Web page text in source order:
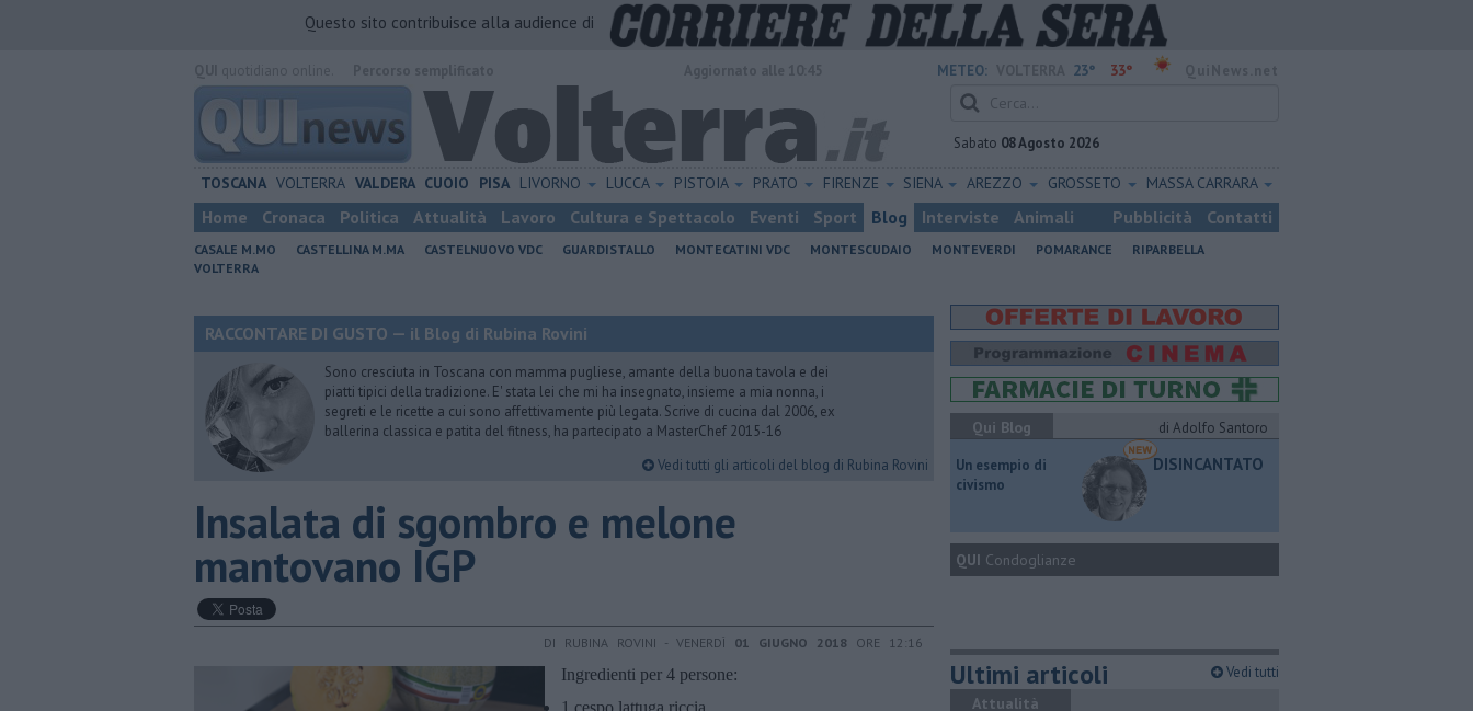
Questo sito contribuisce alla audience di
METEO: 23° 33°
Sabato 08 Agosto 2026
TOSCANA VOLTERRA VALDERA CUOIO PISA LIVORNO LUCCA PISTOIA PRATO FIRENZE SIENA AREZZO GROSSETO MASSA CARRARA
Home Cronaca Politica Attualità Lavoro Cultura e Spettacolo Eventi Sport Blog Interviste Animali Pubblicità Contatti
CASALE M.MO CASTELLINA M.MA CASTELNUOVO VDC GUARDISTALLO MONTECATINI VDC MONTESCUDAIO MONTEVERDI POMARANCE
RIPARBELLA
VOLTERRA
RACCONTARE DI GUSTO — il Blog di Rubina Rovini
Sono cresciuta in Toscana con mamma pugliese, amante della buona tavola e dei
piatti tipici della tradizione. E' stata lei che mi ha insegnato, insieme a mia nonna, i
segreti e le ricette a cui sono affettivamente più legata. Scrive di cucina dal 2006, ex
ballerina classica e patita del fitness, ha partecipato a MasterChef 2015-16
Vedi tutti gli articoli del blog di Rubina Rovini
Insalata di sgombro e melone
mantovano IGP
DI RUBINA ROVINI - VENERDÌ 01 GIUGNO 2018 ORE 12:16
Ingredienti per 4 persone:
1 cespo lattuga riccia
Qui Blog
di Adolfo Santoro
​Un esempio di
civismo
DISINCANTATO
QUI Condoglianze
Ultimi articoli Vedi tutti
Attualità